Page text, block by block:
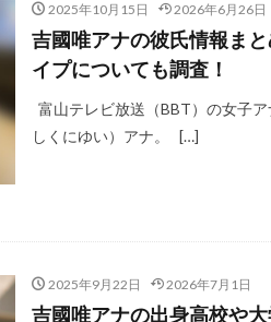
2025年10月15日 2026年6月26日
吉國唯アナの彼氏情報ま
イプについても調査！
富山テレビ放送（BBT）の女子
しくにゆい）アナ。 […]
2025年9月22日 2026年7月1日
吉國唯アナの出身高校や